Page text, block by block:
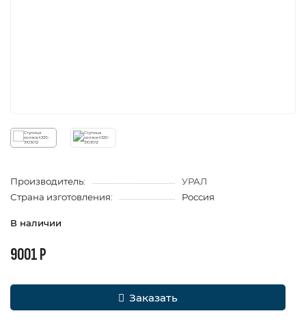
Производитель:
УРАЛ
Страна изготовления:
Россия
В наличии
9001 Р
Заказать